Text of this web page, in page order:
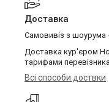
Доставка
Самовивіз з
Доставка кур'єром
тарифами перевізника
Всі способи доствки